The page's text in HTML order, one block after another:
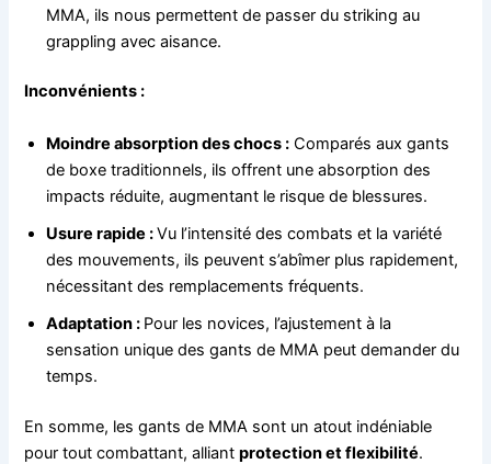
MMA, ils nous permettent de passer du striking au
grappling avec aisance.
Inconvénients :
Moindre absorption des chocs : Comparés aux gants
de boxe traditionnels, ils offrent une absorption des
impacts réduite, augmentant le risque de blessures.
Usure rapide :Vu l’intensité des combats et la variété
des mouvements, ils peuvent s’abîmer plus rapidement,
nécessitant des remplacements fréquents.
Adaptation : Pour les novices, l’ajustement à la
sensation unique des gants de MMA peut demander du
temps.
En somme, les gants de MMA sont un atout indéniable
pour tout combattant, alliantprotection et flexibilité.